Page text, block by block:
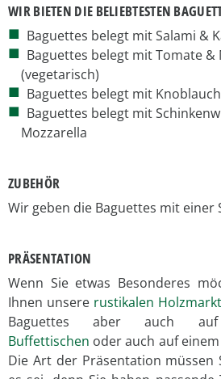
WIR BIETEN DIE BELIEBTESTEN
Baguettes belegt mit Salami &
Baguettes belegt mit Tomate &
(vegetarisch)
Baguettes belegt mit
Baguettes belegt mit
Mozzarella
ZUBEHÖR
Wir geben die Baguettes mit einer
PRÄSENTATION
Wenn Sie etwas Besonderes
Ihnen unsere rustikalen
Baguettes aber auch
Buffettischen oder auch auf einem
Die Art der Präsentation müssen